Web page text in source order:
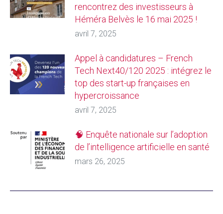
rencontrez des investisseurs à
Héméra Belvès le 16 mai 2025 !
avril 7, 2025
Appel à candidatures – French
Tech Next40/120 2025 : intégrez le
top des start-up françaises en
hypercroissance
avril 7, 2025
🧠 Enquête nationale sur l’adoption
de l’intelligence artificielle en santé
mars 26, 2025